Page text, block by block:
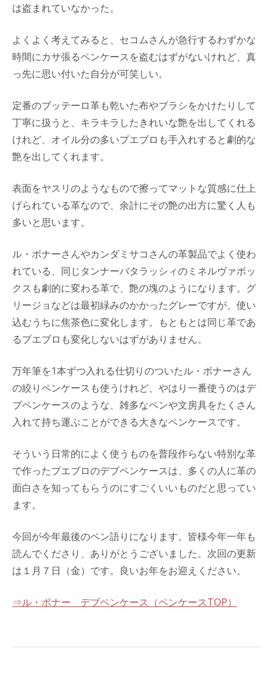
は盗まれていなかった。
よくよく考えてみると、セコムさんが急行するわずかな
時間にカサ張るペンケースを盗むはずがないけれど、真
っ先に思い付いた自分が可笑しい。
定番のブッテーロ革も乾いた布やブラシをかけたりして
丁寧に扱うと、キラキラしたきれいな艶を出してくれる
けれど、オイル分の多いプエブロも手入れすると劇的な
艶を出してくれます。
表面をヤスリのようなもので擦ってマットな質感に仕上
げられている革なので、余計にその艶の出方に驚く人も
多いと思います。
ル・ボナーさんやカンダミサコさんの革製品でよく使わ
れている、同じタンナーバタラッシィのミネルヴァボッ
クスも劇的に変わる革で、艶の塊のようになります。グ
リージョなどは最初緑みのかかったグレーですが、使い
込むうちに焦茶色に変化します。もともとは同じ革であ
るプエブロも変化しないはずがありません。
万年筆を1本ずつ入れる仕切りのついたル・ボナーさん
の絞りペンケースも使うけれど、やはり一番使うのはデ
ブペンケースのような、雑多なペンや文房具をたくさん
入れて持ち運ぶことができる大きなペンケースです。
そういう日常的によく使うものを普段作らない特別な革
で作ったプエブロのデブペンケースは、多くの人に革の
面白さを知ってもらうのにすごくいいものだと思ってい
ます。
今回が今年最後のペン語りになります。皆様今年一年も
読んでくださり、ありがとうございました。次回の更新
は１月７日（金）です。良いお年をお迎えください。
⇒ル・ボナー デブペンケース（ペンケースTOP）